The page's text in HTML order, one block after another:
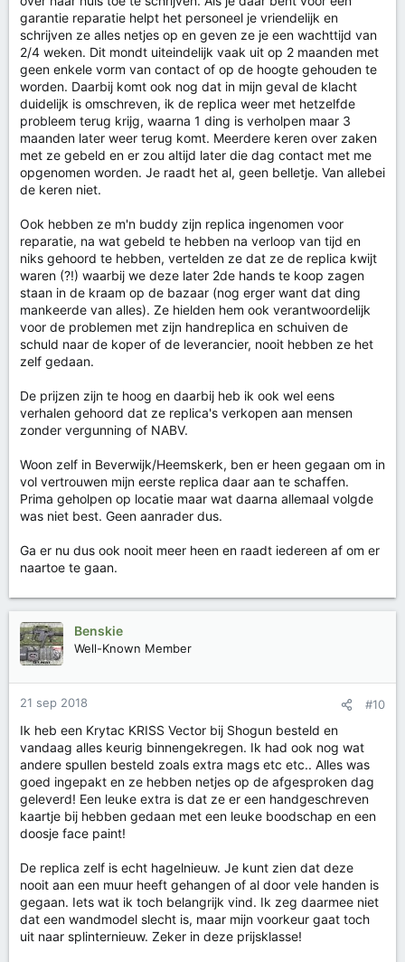
garantie reparatie helpt het personeel je vriendelijk en
schrijven ze alles netjes op en geven ze je een wachttijd van
2/4 weken. Dit mondt uiteindelijk vaak uit op 2 maanden met
geen enkele vorm van contact of op de hoogte gehouden te
worden. Daarbij komt ook nog dat in mijn geval de klacht
duidelijk is omschreven, ik de replica weer met hetzelfde
probleem terug krijg, waarna 1 ding is verholpen maar 3
maanden later weer terug komt. Meerdere keren over zaken
met ze gebeld en er zou altijd later die dag contact met me
opgenomen worden. Je raadt het al, geen belletje. Van allebei
de keren niet.
Ook hebben ze m'n buddy zijn replica ingenomen voor
reparatie, na wat gebeld te hebben na verloop van tijd en
niks gehoord te hebben, vertelden ze dat ze de replica kwijt
waren (?!) waarbij we deze later 2de hands te koop zagen
staan in de kraam op de bazaar (nog erger want dat ding
mankeerde van alles). Ze hielden hem ook verantwoordelijk
voor de problemen met zijn handreplica en schuiven de
schuld naar de koper of de leverancier, nooit hebben ze het
zelf gedaan.
De prijzen zijn te hoog en daarbij heb ik ook wel eens
verhalen gehoord dat ze replica's verkopen aan mensen
zonder vergunning of NABV.
Woon zelf in Beverwijk/Heemskerk, ben er heen gegaan om in
vol vertrouwen mijn eerste replica daar aan te schaffen.
Prima geholpen op locatie maar wat daarna allemaal volgde
was niet best. Geen aanrader dus.
Ga er nu dus ook nooit meer heen en raadt iedereen af om er
naartoe te gaan.
Benskie
Well-Known Member
21 sep 2018 #10
Ik heb een Krytac KRISS Vector bij Shogun besteld en
vandaag alles keurig binnengekregen. Ik had ook nog wat
andere spullen besteld zoals extra mags etc etc.. Alles was
goed ingepakt en ze hebben netjes op de afgesproken dag
geleverd! Een leuke extra is dat ze er een handgeschreven
kaartje bij hebben gedaan met een leuke boodschap en een
doosje face paint!
De replica zelf is echt hagelnieuw. Je kunt zien dat deze
nooit aan een muur heeft gehangen of al door vele handen is
gegaan. Iets wat ik toch belangrijk vind. Ik zeg daarmee niet
dat een wandmodel slecht is, maar mijn voorkeur gaat toch
uit naar splinternieuw. Zeker in deze prijsklasse!